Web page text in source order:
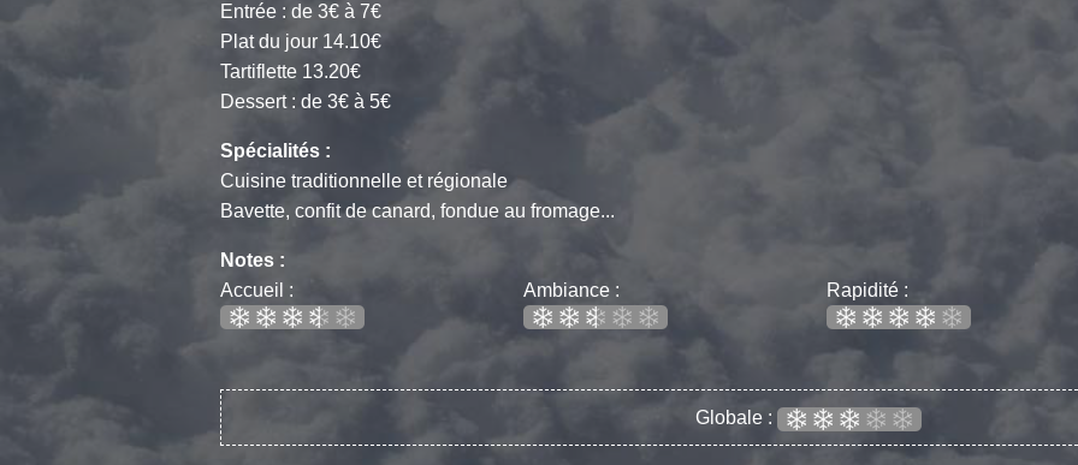
Entrée : de 3€ à 7€
Plat du jour 14.10€
Tartiflette 13.20€
Dessert : de 3€ à 5€
Spécialités :
Cuisine traditionnelle et régionale
Bavette, confit de canard, fondue au fromage...
Notes :
Accueil :
Ambiance : Rapidité :
Globale :